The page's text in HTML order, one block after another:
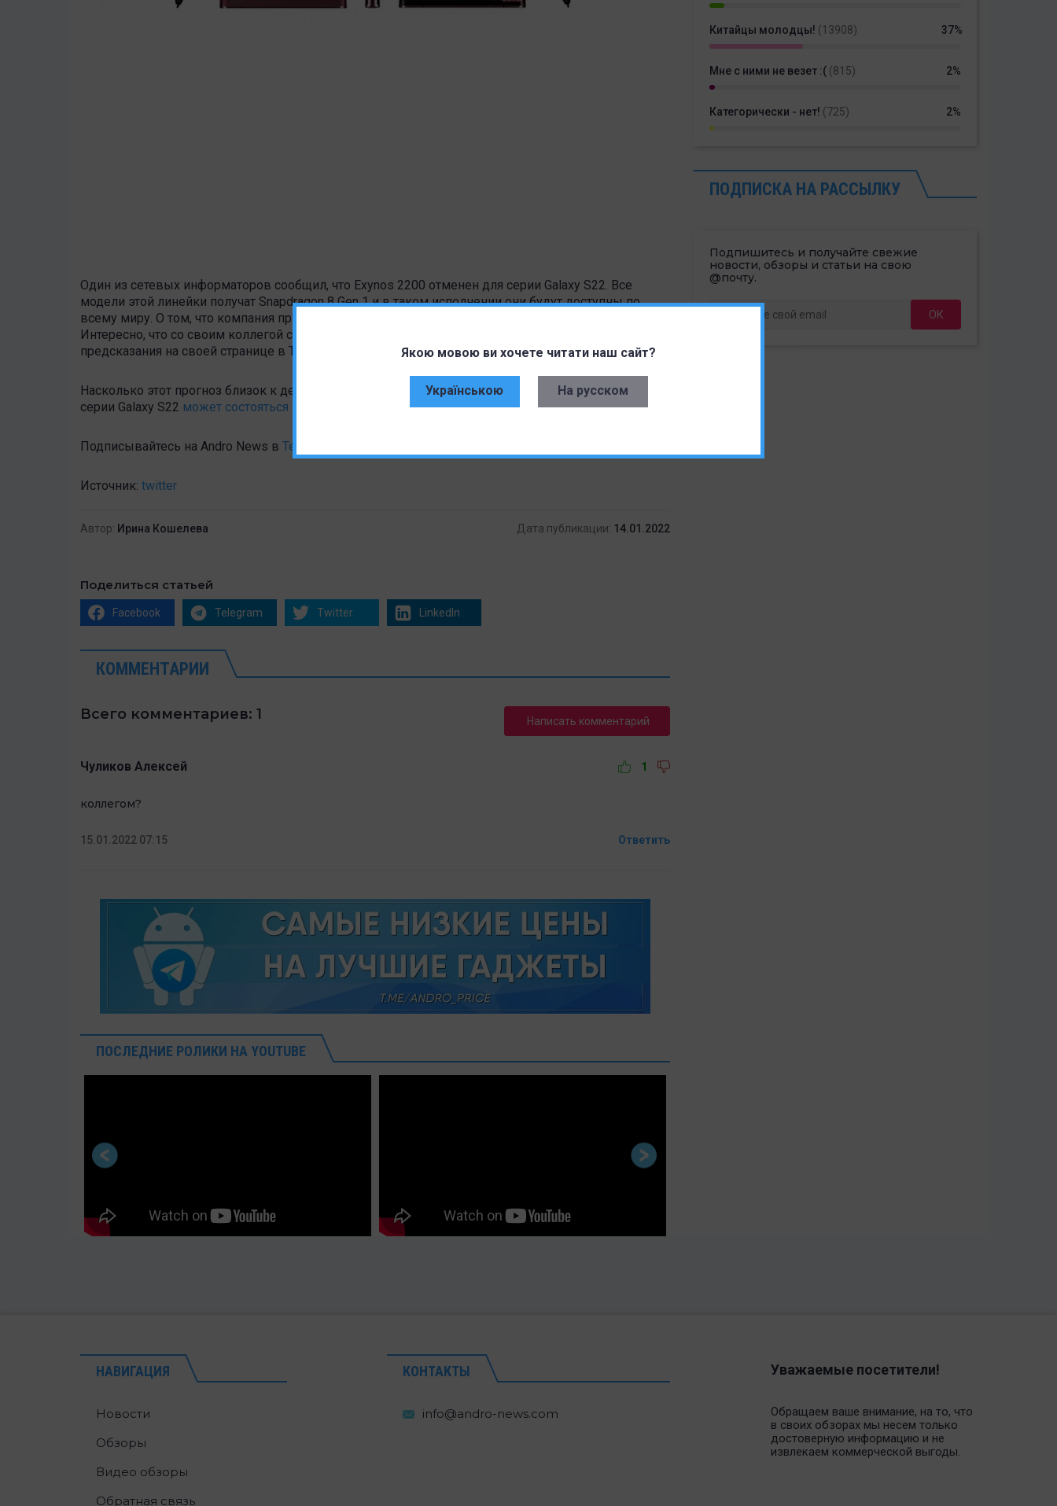
Якою мовою ви хочете читати наш сайт?
Українською На русском
Один из сетевых информаторов сообщил, что Exynos 2200 отменен для серии Galaxy S22. Все
модели этой линейки получат Snapdragon 8 Gen 1 и в таком исполнении они будут доступны по
всему миру. О том, что компания приняла такое решение, должно быть объявлено позже.
Интересно, что со своим коллегой согласился авторитетный Ice Universe, сделавший репост этого
предсказания на своей странице в Twitter.
Насколько этот прогноз близок к действительному положению дел, узнаем уже скоро. Анонс
серии Galaxy S22 может состояться менее чем через месяц— 8 февраля.
Подписывайтесь на Andro News в Telegram
Источник: twitter
Автор: Ирина Кошелева Дата публикации: 14.01.2022
Поделиться статьей
Facebook Telegram Twitter LinkedIn
КОММЕНТАРИИ
Всего комментариев: 1 Написать комментарий
Чуликов Алексей 1
коллегом?
15.01.2022 07:15 Ответить
ПОСЛЕДНИЕ РОЛИКИ НА YOUTUBE
Китайцы молодцы! (13908) 37%
Мне с ними не везет :( (815) 2%
Категорически - нет! (725) 2%
ПОДПИСКА НА РАССЫЛКУ
Подпишитесь и получайте свежие
новости, обзоры и статьи на свою
@почту.
ОК
НАВИГАЦИЯ
Новости
Обзоры
Видео обзоры
Обратная связь
КОНТАКТЫ Уважаемые посетители!
Обращаем ваше внимание, на то, что
в своих обзорах мы несем только
достоверную информацию и не
извлекаем коммерческой выгоды.